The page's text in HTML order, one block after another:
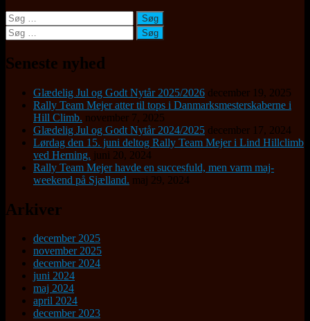
Søg
efter:
Søg
efter:
Seneste nyhed
Glædelig Jul og Godt Nytår 2025/2026 december 19, 2025
Rally Team Mejer atter til tops i Danmarksmesterskaberne i
Hill Climb. november 7, 2025
Glædelig Jul og Godt Nytår 2024/2025 december 17, 2024
Lørdag den 15. juni deltog Rally Team Mejer i Lind Hillclimb
ved Herning. juni 20, 2024
Rally Team Mejer havde en succesfuld, men varm maj-
weekend på Sjælland. maj 29, 2024
Arkiver
december 2025
november 2025
december 2024
juni 2024
maj 2024
april 2024
december 2023